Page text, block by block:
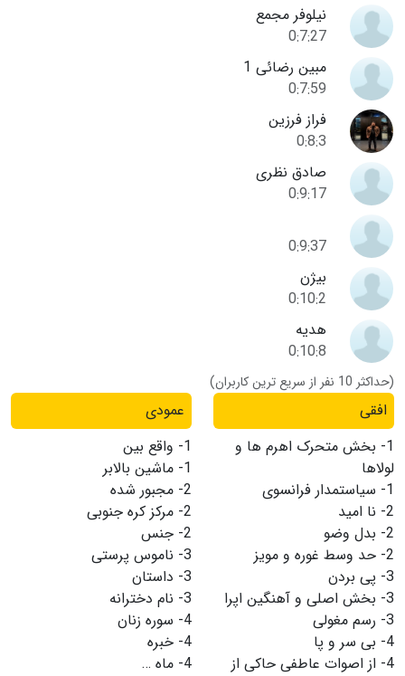
نیلوفر مجمع
0:7:27
مبین رضائی 1
0:7:59
فراز فرزین
0:8:3
صادق نظری
0:9:17
0:9:37
بیژن
0:10:2
هدیه
0:10:8
(حداکثر 10 نفر از سریع ترین کاربران)
افقی
1- بخش متحرک اهرم ها و
لولاها
1- سیاستمدار فرانسوی
2- نا امید
2- بدل وضو
2- حد وسط غوره و مویز
3- پی بردن
3- بخش اصلی و آهنگین اپرا
3- رسم مغولی
4- بی سر و پا
4- از اصوات عاطفی حاکی از
عمودی
1- واقع بین
1- ماشین بالابر
2- مجبور شده
2- مرکز کره جنوبی
2- جنس
3- ناموس پرستی
3- داستان
3- نام دخترانه
4- سوره زنان
4- خبره
4- ماه …